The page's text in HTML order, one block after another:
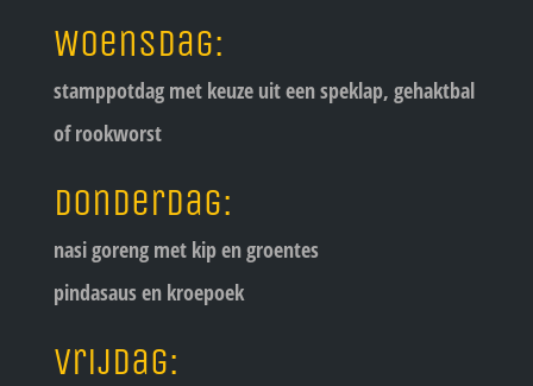
Woensdag:
stamppotdag met keuze uit een speklap, gehaktbal
of rookworst
Donderdag:
nasi goreng met kip en groentes
pindasaus en kroepoek
Vrijdag: